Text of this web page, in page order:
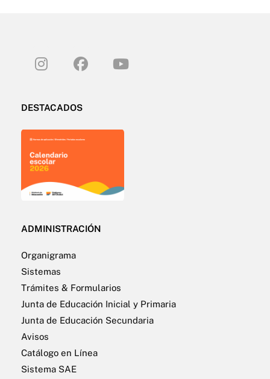
DESTACADOS
ADMINISTRACIÓN
Organigrama
Sistemas
Trámites & Formularios
Junta de Educación Inicial y Primaria
Junta de Educación Secundaria
Avisos
Catálogo en Línea
Sistema SAE